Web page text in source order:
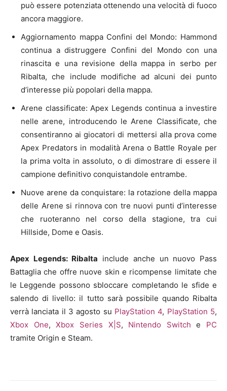
può essere potenziata ottenendo una velocità di fuoco
ancora maggiore.
Aggiornamento mappa Confini del Mondo: Hammond
continua a distruggere Confini del Mondo con una
rinascita e una revisione della mappa in serbo per
Ribalta, che include modifiche ad alcuni dei punto
d’interesse più popolari della mappa.
Arene classificate: Apex Legends continua a investire
nelle arene, introducendo le Arene Classificate, che
consentiranno ai giocatori di mettersi alla prova come
Apex Predators in modalità Arena o Battle Royale per
la prima volta in assoluto, o di dimostrare di essere il
campione definitivo conquistandole entrambe.
Nuove arene da conquistare: la rotazione della mappa
delle Arene si rinnova con tre nuovi punti d’interesse
che ruoteranno nel corso della stagione, tra cui
Hillside, Dome e Oasis.
Apex Legends: Ribalta include anche un nuovo Pass
Battaglia che offre nuove skin e ricompense limitate che
le Leggende possono sbloccare completando le sfide e
salendo di livello: il tutto sarà possibile quando Ribalta
verrà lanciata il 3 agosto su PlayStation 4, PlayStation 5,
Xbox One,Xbox Series X|S, Nintendo Switch e PC
tramite Origin e Steam.